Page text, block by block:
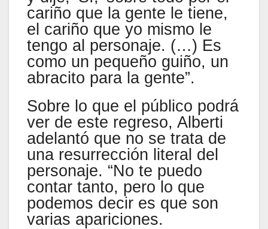
cariño que la gente le tiene,
el cariño que yo mismo le
tengo al personaje. (…) Es
como un pequeño guiño, un
abracito para la gente”.
Sobre lo que el público podrá
ver de este regreso, Alberti
adelantó que no se trata de
una resurrección literal del
personaje. “No te puedo
contar tanto, pero lo que
podemos decir es que son
varias apariciones.